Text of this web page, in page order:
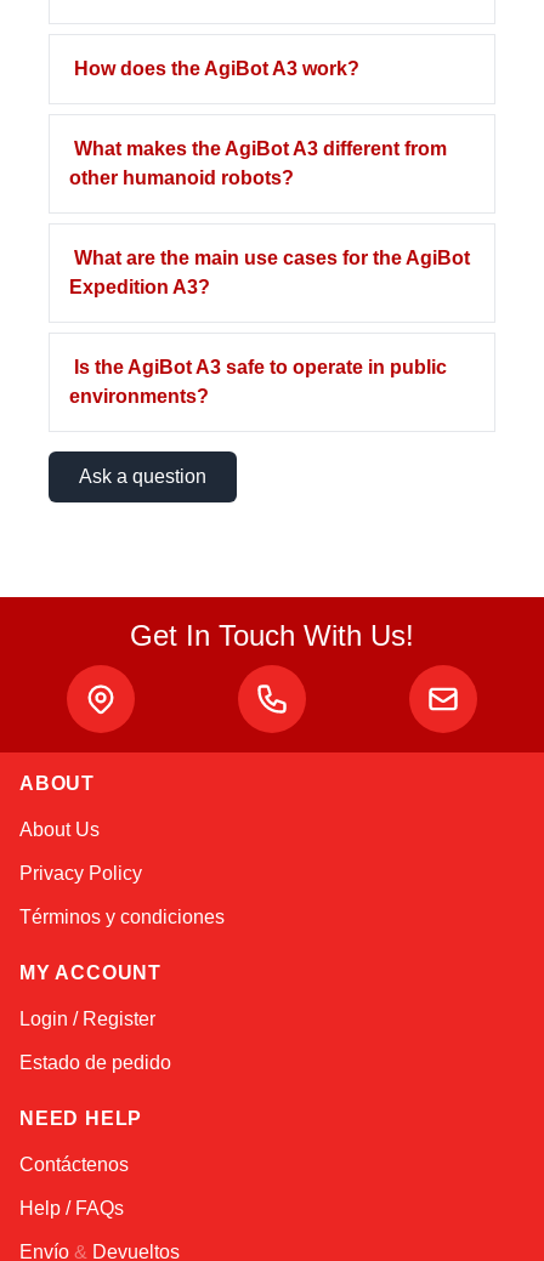
How does the AgiBot A3 work?
What makes the AgiBot A3 different from
other humanoid robots?
What are the main use cases for the AgiBot
Expedition A3?
Is the AgiBot A3 safe to operate in public
environments?
Ask a question
Get In Touch With Us!
ABOUT
About Us
Privacy Policy
Términos y condiciones
MY ACCOUNT
Login / Register
Estado de pedido
NEED HELP
Contáctenos
Help / FAQs
Envío & Devueltos